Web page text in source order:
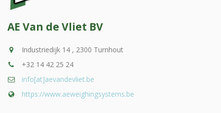
AE Van de Vliet BV
Industriedijk 14 , 2300 Turnhout
+32 14 42 25 24
info[at]aevandevliet.be
https://www.aeweighingsystems.be